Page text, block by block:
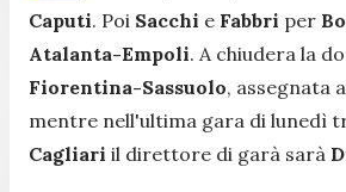
Caputi. Poi Sacchi e Fabbri per
Atalanta-Empoli. A chiudera la
Fiorentina-Sassuolo, assegnata a
mentre nell'ultima gara di lunedì
Cagliari il direttore di garà sarà